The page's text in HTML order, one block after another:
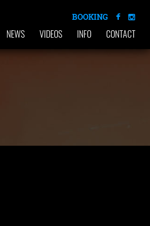
BOOKING
NEWS VIDEOS INFO CONTACT